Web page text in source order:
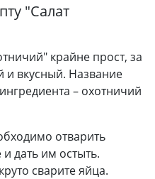
"Салат
крайне прост, за
и вкусный. Название
– охотничий
отварить
дать им остыть.
сварите яйца.